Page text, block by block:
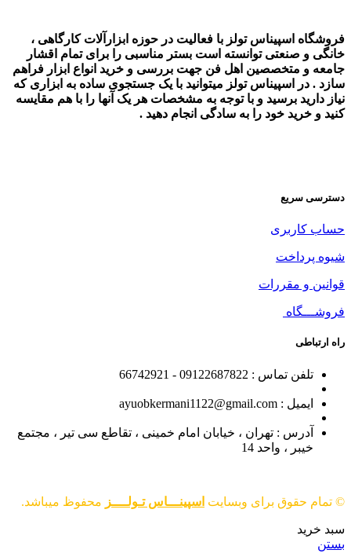
فروشگاه اسپیناس تولز با فعالیت در حوزه ابزارآلات کارگاهی ،
خانگی و صنعتی توانسته است بستر مناسبی را برای تمام اقشار
جامعه و متخصصین اهل فن جهت بررسی و خرید انواع ابزار فراهم
سازد . در اسپیناس تولز میتوانید با یک جستجوی ساده به ابزاری که
نیاز دارید برسید و با توجه به مشخصات هر یک آنها را با هم مقایسه
کنید و خرید خود را به سادگی انجام دهید .
دسترسی سریع
حساب کاربری
شیوه پرداخت
قوانین و مقررات
فروشـــگاه
راه ارتباطی
تلفن تماس : 09122687822 - 66742921
ایمیل : ayuobkermani1122@gmail.com
آدرس : تهران ، خیابان امام خمینی ، تقاطع سی تیر ، مجتمع
خیبر ، واحد 14
© تمام حقوق برای وبسایت اسپینـــاس تـولــــز محفوظ میباشد.
سبد خرید
بستن